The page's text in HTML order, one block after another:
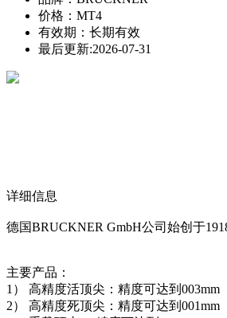
价格：MT4
有效期：长期有效
最后更新:2026-07-31
详细信息
德国BRUCKNER GmbH公司始创于
主要产品：
1） 高精度活顶尖：精度可达到003mm
2） 高精度死顶尖：精度可达到001mm